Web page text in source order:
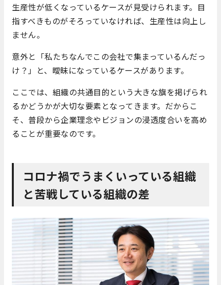
生産性が低くなっているケースが見受けられます。目
指すべきものがそろっていなければ、生産性は向上し
ません。
意外と「私たちなんでこの会社で集まっているんだっ
け？」と、曖昧になっているケースがあります。
ここでは、組織の共通目的という大きな旗を掲げられ
るかどうかが大切な要素となってきます。だからこ
そ、普段から企業理念やビジョンの浸透度合いを高め
ることが重要なのです。
コロナ禍でうまくいっている組織
と苦戦している組織の差